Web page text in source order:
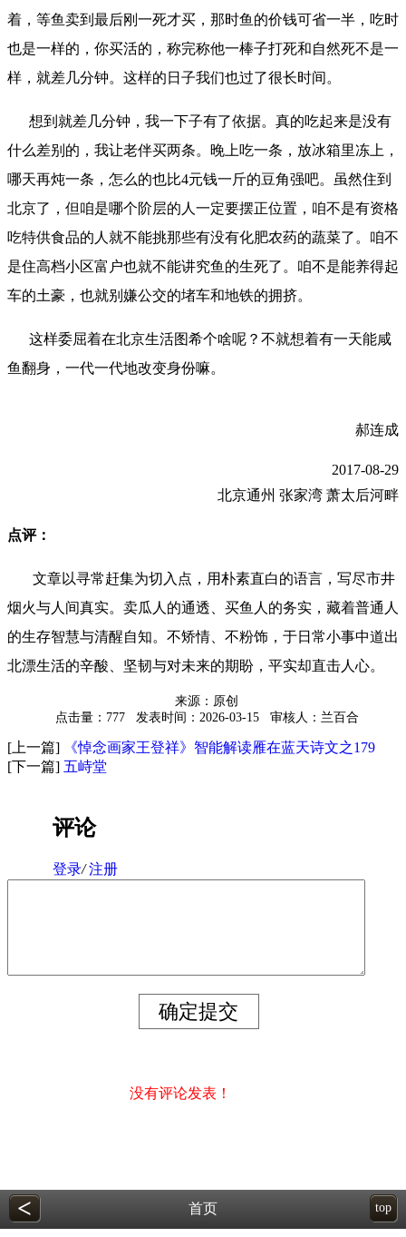
着，等鱼卖到最后刚一死才买，那时鱼的价钱可省一半，吃时
也是一样的，你买活的，称完称他一棒子打死和自然死不是一
样，就差几分钟。这样的日子我们也过了很长时间。
想到就差几分钟，我一下子有了依据。真的吃起来是没有
什么差别的，我让老伴买两条。晚上吃一条，放冰箱里冻上，
哪天再炖一条，怎么的也比4元钱一斤的豆角强吧。虽然住到
北京了，但咱是哪个阶层的人一定要摆正位置，咱不是有资格
吃特供食品的人就不能挑那些有没有化肥农药的蔬菜了。咱不
是住高档小区富户也就不能讲究鱼的生死了。咱不是能养得起
车的土豪，也就别嫌公交的堵车和地铁的拥挤。
这样委屈着在北京生活图希个啥呢？不就想着有一天能咸
鱼翻身，一代一代地改变身份嘛。
郝连成
2017-08-29
北京通州 张家湾 萧太后河畔
点评：
文章以寻常赶集为切入点，用朴素直白的语言，写尽市井
烟火与人间真实。卖瓜人的通透、买鱼人的务实，藏着普通人
的生存智慧与清醒自知。不矫情、不粉饰，于日常小事中道出
北漂生活的辛酸、坚韧与对未来的期盼，平实却直击人心。
来源：原创
点击量：777
发表时间：2026-03-15 审核人：兰百合
[上一篇]
《悼念画家王登祥》智能解读雁在蓝天诗文之179
[下一篇] 五峙堂
评论
登录/ 注册
没有评论发表！
首页
< top